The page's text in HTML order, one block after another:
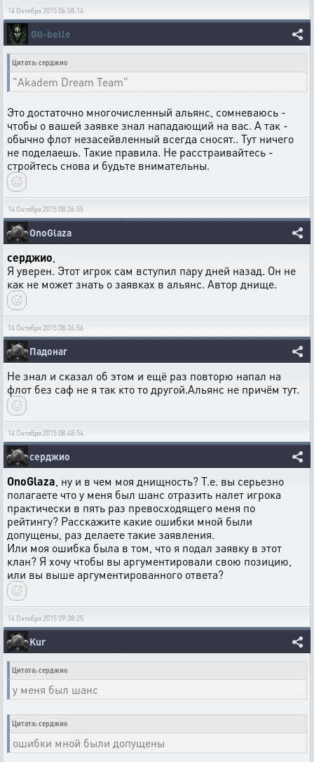
14 Октября 2015 06:58:14
Gii-belle
Цитата: серджио
"Akadem Dream Team"
Это достаточно многочисленный альянс, сомневаюсь -
чтобы о вашей заявке знал нападающий на вас. А так -
обычно флот незасейвленный всегда сносят.. Тут ничего
не поделаешь. Такие правила. Не расстраивайтесь -
стройтесь снова и будьте внимательны.
14 Октября 2015 08:26:55
OnoGlaza
серджио
Я уверен. Этот игрок сам вступил пару дней назад. Он не
как не может знать о заявках в альянс. Автор днище.
14 Октября 2015 08:26:56
Падонаг
Не знал и сказал об этом и ещё раз повторю напал на
флот без саф не я так кто то другой.Альянс не причём тут.
14 Октября 2015 08:48:54
серджио
OnoGlaza , ну и в чем моя днищность? Т.е. вы серьезно
полагаете что у меня был шанс отразить налет игрока
практически в пять раз превосходящего меня по
рейтингу? Расскажите какие ошибки мной были
допущены, раз делаете такие заявления.
Или моя ошибка была в том, что я подал заявку в этот
клан? Я хочу чтобы вы аргументировали свою позицию,
или вы выше аргументированного ответа?
14 Октября 2015 09:38:25
Kur
Цитата: серджио
у меня был шанс
Цитата: серджио
ошибки мной были допущены